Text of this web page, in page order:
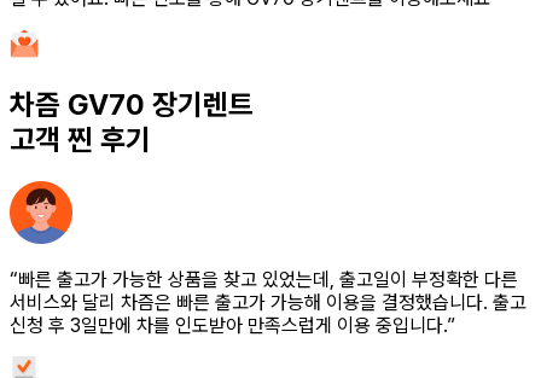
차즘 GV70 장기렌트
고객 찐 후기
“빠른 출고가 가능한 상품을 찾고 있었는데, 출고일이 부정확한 다른
서비스와 달리 차즘은 빠른 출고가 가능해 이용을 결정했습니다. 출고
신청 후 3일만에 차를 인도받아 만족스럽게 이용 중입니다.”